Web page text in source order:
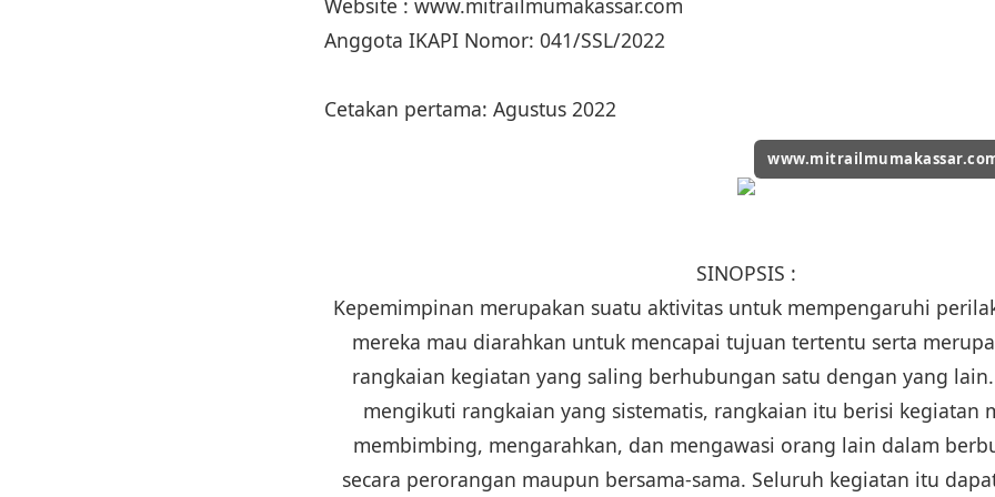
Website : www.mitrailmumakassar.com
Anggota IKAPI Nomor: 041/SSL/2022
Cetakan pertama: Agustus 2022
SINOPSIS :
Kepemimpinan merupakan suatu aktivitas untuk mempengaruhi
mereka mau diarahkan untuk mencapai tujuan tertentu serta
rangkaian kegiatan yang saling berhubungan satu dengan yang
mengikuti rangkaian yang sistematis, rangkaian itu berisi kegiatan
membimbing, mengarahkan, dan mengawasi orang lain dalam
secara perorangan maupun bersama-sama. Seluruh kegiatan itu